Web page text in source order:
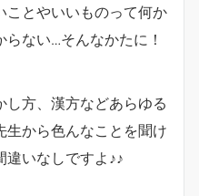
ことやいいものって何か
ない…そんなかたに！
方、漢方などあらゆる
から色んなことを聞け
違いなしですよ♪♪